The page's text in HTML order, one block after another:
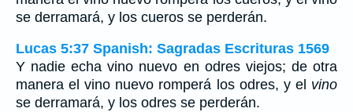
se derramará, y los cueros se perderán.
Lucas 5:37 Spanish: Sagradas Escrituras 1569
Y nadie echa vino nuevo en odres viejos; de otra
manera el vino nuevo romperá los odres, y el vino
se derramará, y los odres se perderán.